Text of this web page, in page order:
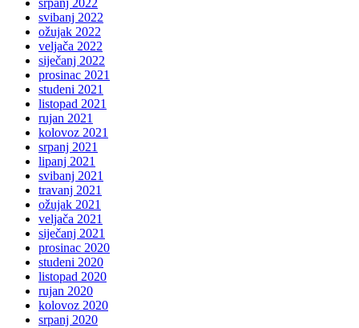
svibanj 2022
ožujak 2022
veljača 2022
siječanj 2022
prosinac 2021
studeni 2021
listopad 2021
rujan 2021
kolovoz 2021
srpanj 2021
lipanj 2021
svibanj 2021
travanj 2021
ožujak 2021
veljača 2021
siječanj 2021
prosinac 2020
studeni 2020
listopad 2020
rujan 2020
kolovoz 2020
srpanj 2020